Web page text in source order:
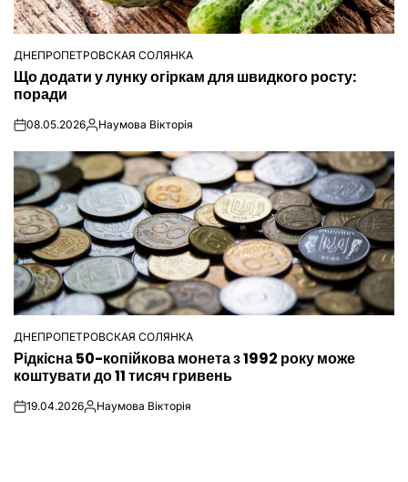
ОПУБЛІКУВАТИ
У
ДНЕПРОПЕТРОВСКАЯ СОЛЯНКА
Що додати у лунку огіркам для швидкого росту:
поради
on08.05.2026Опубліковано
Наумова Вікторія
ОПУБЛІКУВАТИ
У
ДНЕПРОПЕТРОВСКАЯ СОЛЯНКА
Рідкісна 50-копійкова монета з 1992 року може
коштувати до 11 тисяч гривень
on19.04.2026Опубліковано
Наумова Вікторія